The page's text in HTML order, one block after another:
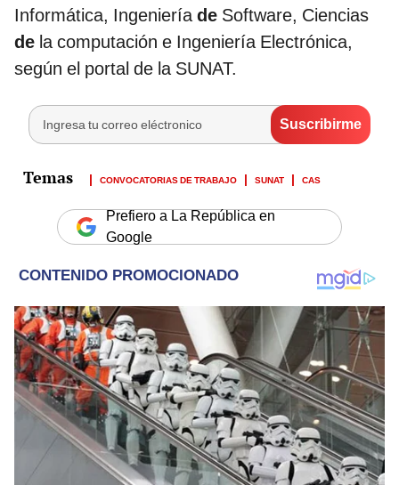
Informática, Ingeniería de Software, Ciencias
de la computación e Ingeniería Electrónica,
según el portal de la SUNAT.
CONVOCATORIAS DE TRABAJO SUNAT CAS
Prefiero a La República en
Google